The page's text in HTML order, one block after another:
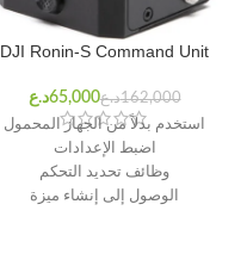
DJI Ronin-S Command Unit
د.ع د.ع
استخدم بدلاً من الجهاز المحمول
اضبط الإعدادات
وظائف تحديد التحكم
الوصول إلى إنشاء ميزة